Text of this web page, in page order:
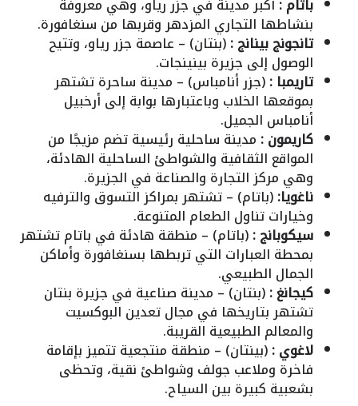
بنشاطها التجاري المزدهر وقربها من سنغافورة.
تانجونج بينانج :(بنتان) – عاصمة جزر رياو، وتتيح
الوصول إلى جزيرة بينينجات.
تاريمبا :(جزر أنامباس) – مدينة ساحرة تشتهر
بموقعها الخلاب وباعتبارها بوابة إلى أرخبيل
أنامباس الجميل.
كاريمون: مدينة ساحلية رئيسية تضم مزيجًا من
المواقع الثقافية والشواطئ الساحلية الهادئة،
وهي مركز التجارة والصناعة في الجزيرة.
ناغويا:(باتام) – تشتهر بمراكز التسوق والترفيه
وخيارات تناول الطعام المتنوعة.
سيكوبانج:(باتام) – منطقة هادئة في باتام تشتهر
بمحطة العبارات التي تربطها بسنغافورة وأماكن
الجمال الطبيعي.
كيجانغ:(بنتان) – مدينة صناعية في جزيرة بنتان
تشتهر بتاريخها في مجال تعدين البوكسيت
والمعالم الطبيعية القريبة.
لاغوي :(بينتان) – منطقة منتجعية تتميز بإقامة
فاخرة وملاعب جولف وشواطئ نقية، وتحظى
بشعبية كبيرة بين السياح.